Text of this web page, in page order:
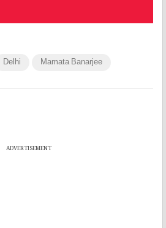
Delhi Mamata Banarjee
ADVERTISEMENT